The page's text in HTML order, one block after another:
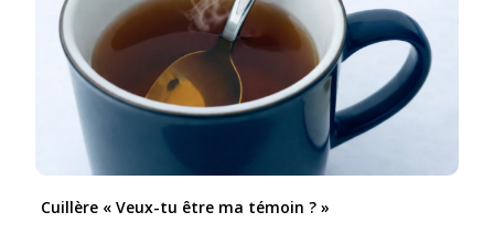
Cuillère « Veux-tu être ma témoin ? »